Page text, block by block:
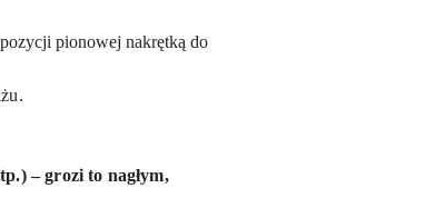
pionowej nakrętką do
– grozi to nagłym,